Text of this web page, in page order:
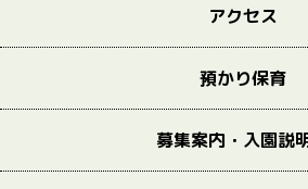
アクセス
預かり保育
募集案内・入園説